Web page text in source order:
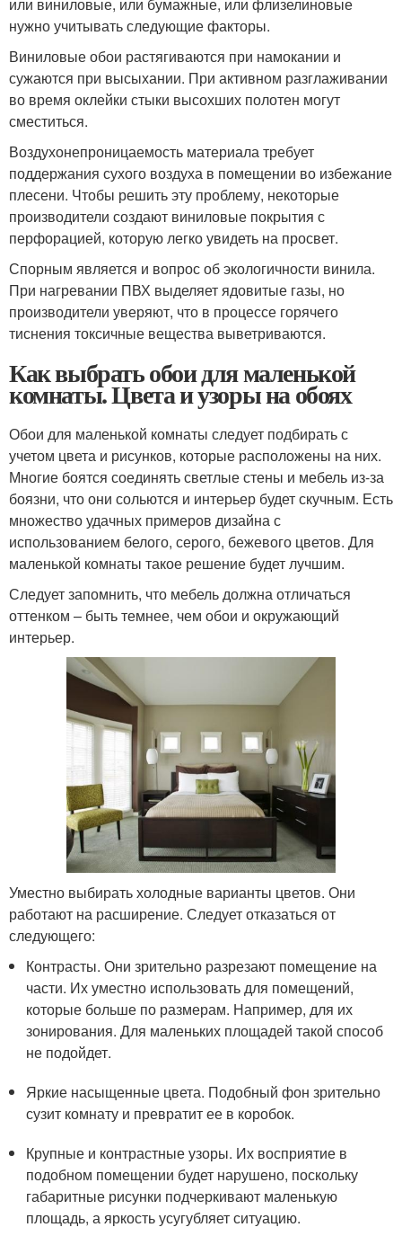
нужно учитывать следующие факторы.
Виниловые обои растягиваются при намокании и
сужаются при высыхании. При активном разглаживании
во время оклейки стыки высохших полотен могут
сместиться.
Воздухонепроницаемость материала требует
поддержания сухого воздуха в помещении во избежание
плесени. Чтобы решить эту проблему, некоторые
производители создают виниловые покрытия с
перфорацией, которую легко увидеть на просвет.
Спорным является и вопрос об экологичности винила.
При нагревании ПВХ выделяет ядовитые газы, но
производители уверяют, что в процессе горячего
тиснения токсичные вещества выветриваются.
Как выбрать обои для маленькой
комнаты. Цвета и узоры на обоях
Обои для маленькой комнаты следует подбирать с
учетом цвета и рисунков, которые расположены на них.
Многие боятся соединять светлые стены и мебель из-за
боязни, что они сольются и интерьер будет скучным. Есть
множество удачных примеров дизайна с
использованием белого, серого, бежевого цветов. Для
маленькой комнаты такое решение будет лучшим.
Следует запомнить, что мебель должна отличаться
оттенком – быть темнее, чем обои и окружающий
интерьер.
Уместно выбирать холодные варианты цветов. Они
работают на расширение. Следует отказаться от
следующего:
Контрасты. Они зрительно разрезают помещение на
части. Их уместно использовать для помещений,
которые больше по размерам. Например, для их
зонирования. Для маленьких площадей такой способ
не подойдет.
Яркие насыщенные цвета. Подобный фон зрительно
сузит комнату и превратит ее в коробок.
Крупные и контрастные узоры. Их восприятие в
подобном помещении будет нарушено, поскольку
габаритные рисунки подчеркивают маленькую
площадь, а яркость усугубляет ситуацию.